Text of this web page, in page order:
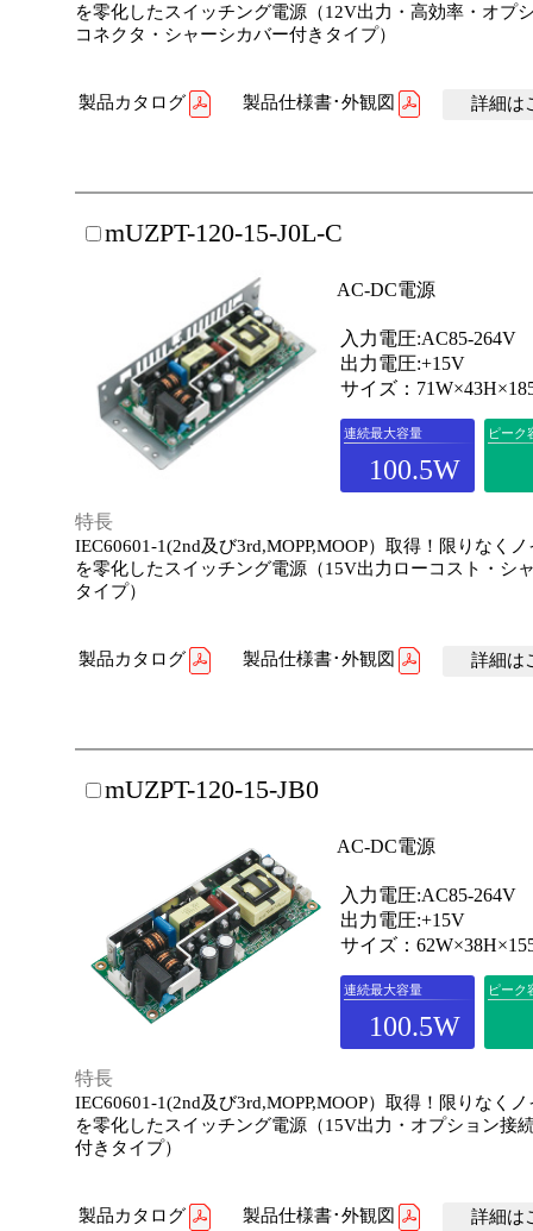
を零化したスイッチング電源（12V出力・高効率・オプ
コネクタ・シャーシカバー付きタイプ）
製品カタログ 製品仕様書･外観図 詳細は
mUZPT-120-15-J0L-C
AC-DC電源
入力電圧:AC85-264V
出力電圧:+15V
サイズ：
連続最大容量
100.5W
ピーク
特長
IEC60601-1(2nd及び3rd,MOPP,MOOP）取得！限りなく
を零化したスイッチング電源（15V出力ローコスト・シ
タイプ）
製品カタログ 製品仕様書･外観図 詳細は
mUZPT-120-15-JB0
AC-DC電源
入力電圧:AC85-264V
出力電圧:+15V
サイズ：
連続最大容量
100.5W
ピーク
特長
IEC60601-1(2nd及び3rd,MOPP,MOOP）取得！限りなく
を零化したスイッチング電源（15V出力・オプション接
付きタイプ）
製品カタログ 製品仕様書･外観図 詳細は